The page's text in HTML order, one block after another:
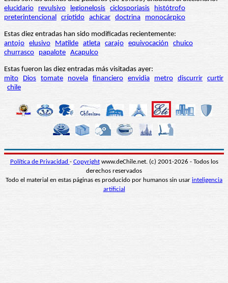
elucidario
revulsivo legionelosis ciclosporiasis
histótrofo
preterintencional
críptido achicar doctrina monocárpico
Estas diez entradas han sido modificadas recientemente:
antojo elusivo Matilde atleta carajo equivocación
chuico
churrasco
papalote Acapulco
Estas fueron las diez entradas más visitadas ayer:
mito
Dios tomate novela financiero envidia metro discurrir curtir
chile
Política de Privacidad - Copyrightwww.deChile.net. (c) 2001-2026 - Todos los
derechos reservados
Todo el material en estas páginas es producido por humanos sin usar inteligencia
artificial